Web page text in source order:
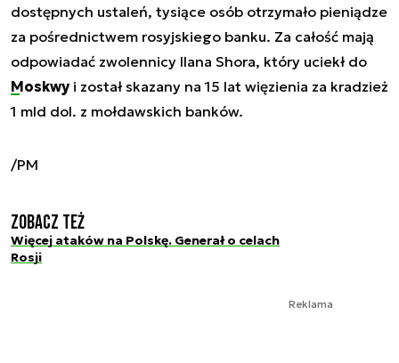
dostępnych ustaleń, tysiące osób otrzymało pieniądze
za pośrednictwem rosyjskiego banku. Za całość mają
odpowiadać zwolennicy Ilana Shora, który uciekł do
Moskwyi został skazany na 15 lat więzienia za kradzież
1 mld dol. z mołdawskich banków.
/PM
Zobacz też
Więcej ataków na Polskę. Generał o celach
Rosji
Reklama